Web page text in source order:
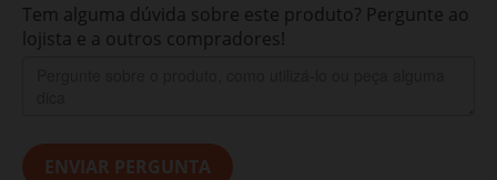
Tem alguma dúvida sobre este produto? Pergunte ao
lojista e a outros compradores!
ENVIAR PERGUNTA